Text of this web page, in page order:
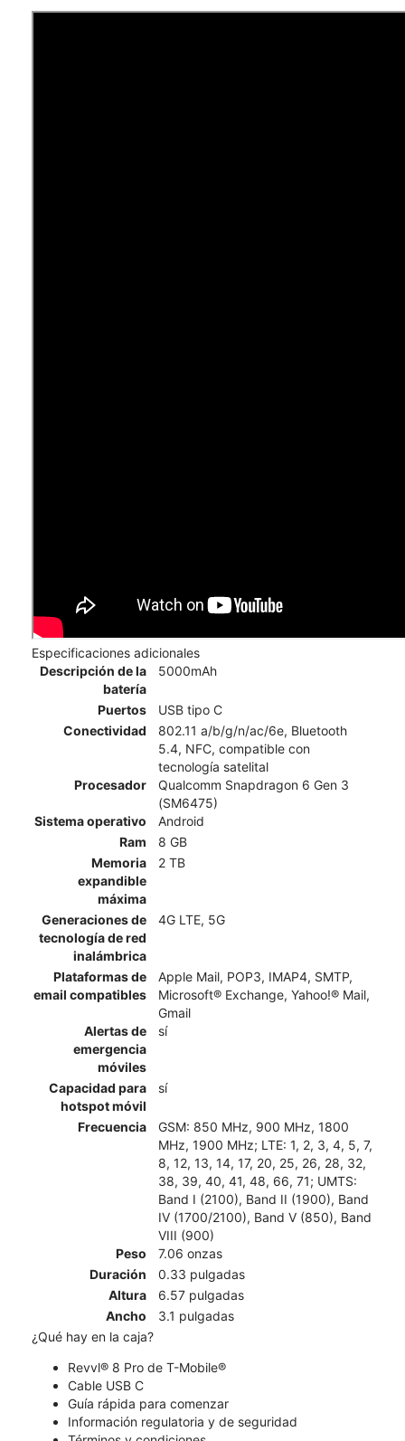
Especificaciones adicionales
Descripción de la
batería
5000mAh
Puertos
USB tipo C
Conectividad
802.11 a/b/g/n/ac/6e, Bluetooth
5.4, NFC, compatible con
tecnología satelital
Procesador
Qualcomm Snapdragon 6 Gen 3
(SM6475)
Sistema operativo
Android
Ram
8 GB
Memoria
expandible
máxima
2 TB
Generaciones de
tecnología de red
inalámbrica
4G LTE, 5G
Plataformas de
email compatibles
Apple Mail, POP3, IMAP4, SMTP,
Microsoft® Exchange, Yahoo!® Mail,
Gmail
Alertas de
emergencia
móviles
sí
Capacidad para
hotspot móvil
sí
Frecuencia
GSM: 850 MHz, 900 MHz, 1800
MHz, 1900 MHz; LTE: 1, 2, 3, 4, 5, 7,
8, 12, 13, 14, 17, 20, 25, 26, 28, 32,
38, 39, 40, 41, 48, 66, 71; UMTS:
Band I (2100), Band II (1900), Band
IV (1700/2100), Band V (850), Band
VIII (900)
Peso
7.06 onzas
Duración
0.33 pulgadas
Altura
6.57 pulgadas
Ancho
3.1 pulgadas
¿Qué hay en la caja?
Revvl® 8 Pro de T-Mobile®
Cable USB C
Guía rápida para comenzar
Información regulatoria y de seguridad